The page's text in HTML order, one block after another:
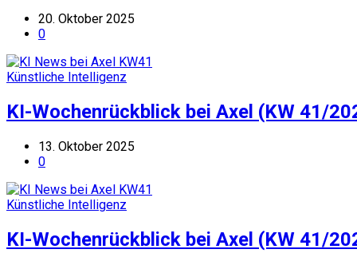
20. Oktober 2025
0
Künstliche Intelligenz
KI-Wochenrückblick bei Axel (KW 41/
13. Oktober 2025
0
Künstliche Intelligenz
KI-Wochenrückblick bei Axel (KW 41/